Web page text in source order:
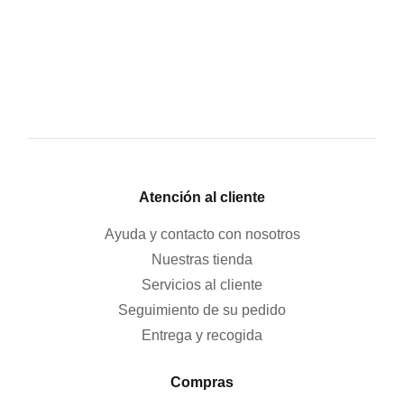
Atención al cliente
Ayuda y contacto con nosotros
Nuestras tienda
Servicios al cliente
Seguimiento de su pedido
Entrega y recogida
Compras